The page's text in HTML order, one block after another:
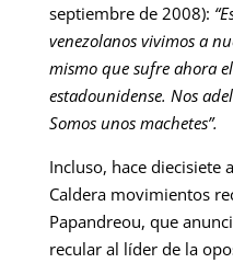
septiembre de 2008):
venezolanos vivimos a
mismo que sufre ahora
estadounidense. Nos
Somos unos machetes”.
Incluso, hace diecisiete
Caldera movimientos
Papandreou, que
recular al líder de la